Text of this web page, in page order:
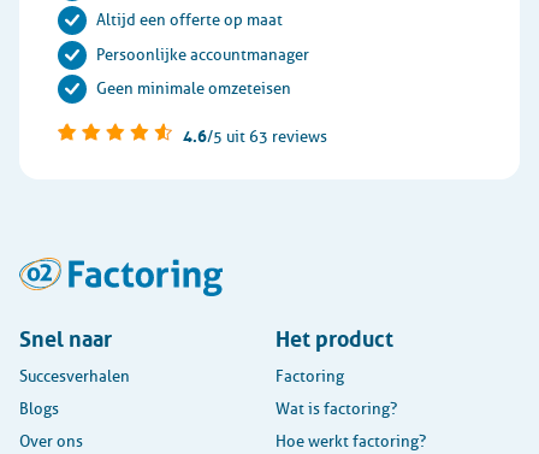
Altijd een offerte op maat
Persoonlijke accountmanager
Geen minimale omzeteisen
4.6/5 uit 63 reviews
Snel naar
Succesverhalen
Blogs
Over ons
Het product
Factoring
Wat is factoring?
Hoe werkt factoring?